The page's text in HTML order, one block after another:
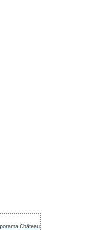
Château